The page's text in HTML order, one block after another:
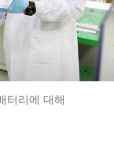
터리에 대해